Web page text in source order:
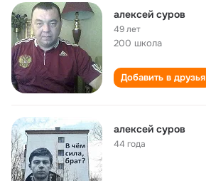
алексей суров
49 лет
200 школа
Добавить в друзья
алексей суров
44 года